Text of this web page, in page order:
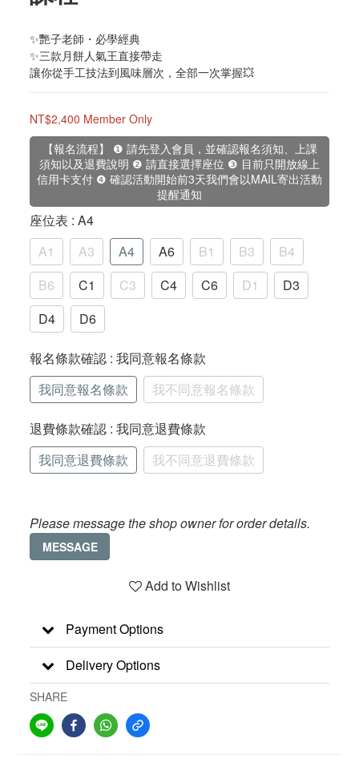
✨艷子老師・必學經典
✨三款月餅人氣王直接帶走
讓你從手工技法到風味層次，全部一次掌握💥
NT$2,400 Member Only
【報名流程】 ❶ 請先登入會員，並確認報名須知、上課
須知以及退費說明 ❷ 請直接選擇座位 ❸ 目前只開放線上
信用卡支付 ❹ 確認活動開始前3天我們會以MAIL寄出活動
提醒通知
座位表 : A4
A1
A3 A4 A6 B1 B3
B4
B6
C1 C3 C4 C6 D1
D3
D4
D6
報名條款確認 : 我同意報名條款
我同意報名條款
我不同意報名條款
退費條款確認 : 我同意退費條款
我同意退費條款
我不同意退費條款
Please message the shop owner for order details.
MESSAGE
Add to Wishlist
Payment Options
Delivery Options
SHARE